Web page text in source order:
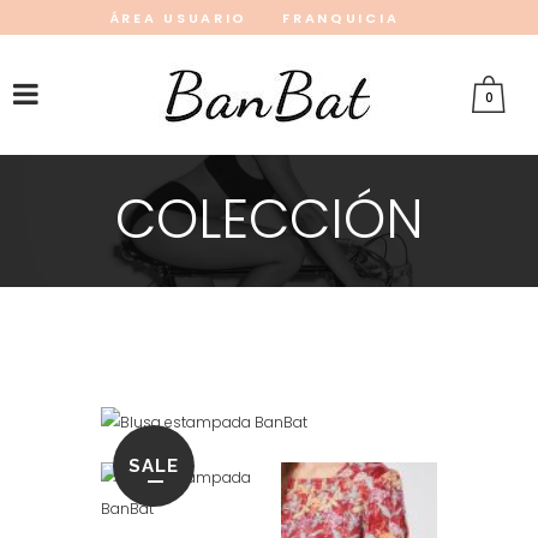
ÁREA USUARIO
FRANQUICIA
0
COLECCIÓN
SALE